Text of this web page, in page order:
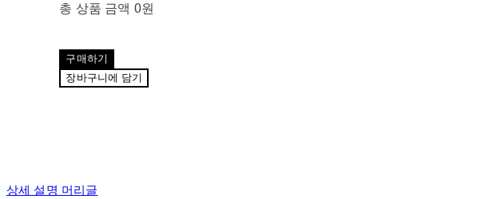
총 상품 금액 0원
구매하기
장바구니에 담기
상세 설명 머리글